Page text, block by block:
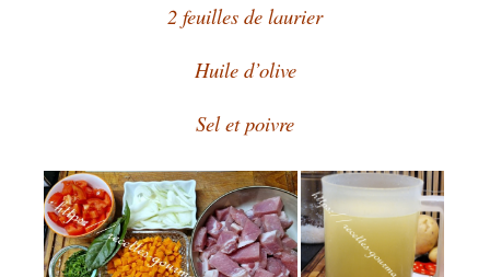
2 feuilles de laurier
Huile d’olive
Sel et poivre